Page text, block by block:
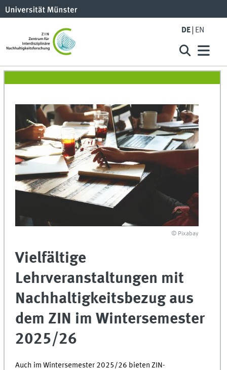
DE EN
© Pixabay
Vielfältige
Lehrveranstaltungen mit
Nachhaltigkeitsbezug aus
dem ZIN im Wintersemester
2025/26
Auch im Wintersemester 2025/26 bieten ZIN-